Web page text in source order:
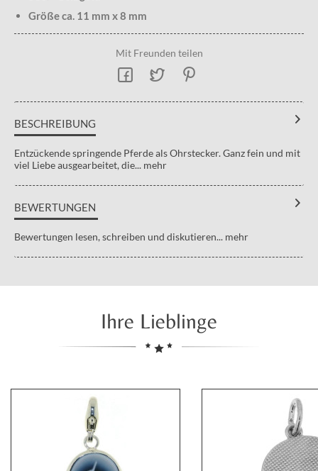
Größe ca. 11 mm x 8 mm
Mit Freunden teilen
BESCHREIBUNG
Entzückende springende Pferde als Ohrstecker. Ganz fein und mit
viel Liebe ausgearbeitet, die... mehr
BEWERTUNGEN
Bewertungen lesen, schreiben und diskutieren... mehr
Ihre Lieblinge